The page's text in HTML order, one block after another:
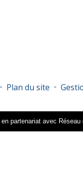
- Plan du site -
partenariat avec Réseau